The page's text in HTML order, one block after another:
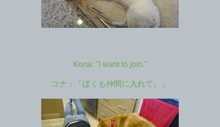
Kona: "I want to join."
コナ：「ぼくも仲間に入れて。」